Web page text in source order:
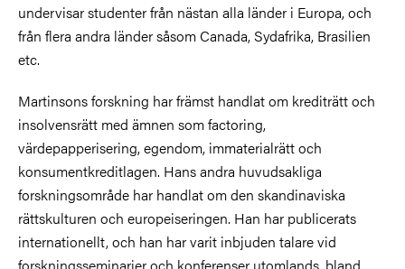
undervisar studenter från nästan alla länder i Europa, och
från flera andra länder såsom Canada, Sydafrika, Brasilien
etc.
Martinsons forskning har främst handlat om krediträtt och
insolvensrätt med ämnen som factoring,
värdepapperisering, egendom, immaterialrätt och
konsumentkreditlagen. Hans andra huvudsakliga
forskningsområde har handlat om den skandinaviska
rättskulturen och europeiseringen. Han har publicerats
internationellt, och han har varit inbjuden talare vid